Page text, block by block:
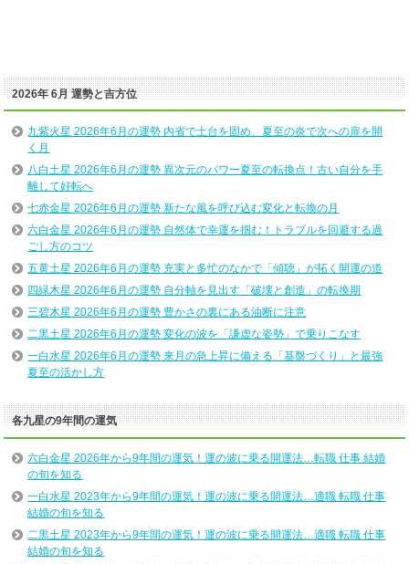
2026年 6月 運勢と吉方位
九紫火星 2026年6月の運勢 内省で土台を固め、夏至の炎で次への扉を開
く月
八白土星 2026年6月の運勢 異次元のパワー夏至の転換点！古い自分を手
離して好転へ
七赤金星 2026年6月の運勢 新たな風を呼び込む変化と転換の月
六白金星 2026年6月の運勢 自然体で幸運を掴む！トラブルを回避する過
ごし方のコツ
五黄土星 2026年6月の運勢 充実と多忙のなかで「傾聴」が拓く開運の道
四緑木星 2026年6月の運勢 自分軸を見出す「破壊と創造」の転換期
三碧木星 2026年6月の運勢 豊かさの裏にある油断に注意
二黒土星 2026年6月の運勢 変化の波を「謙虚な姿勢」で乗りこなす
一白水星 2026年6月の運勢 来月の急上昇に備える「基盤づくり」と最強
夏至の活かし方
各九星の9年間の運気
六白金星 2026年から9年間の運気！運の波に乗る開運法…転職 仕事 結婚
の旬を知る
一白水星 2023年から9年間の運気！運の波に乗る開運法…適職 転職 仕事
結婚の旬を知る
二黒土星 2023年から9年間の運気！運の波に乗る開運法…適職 転職 仕事
結婚の旬を知る